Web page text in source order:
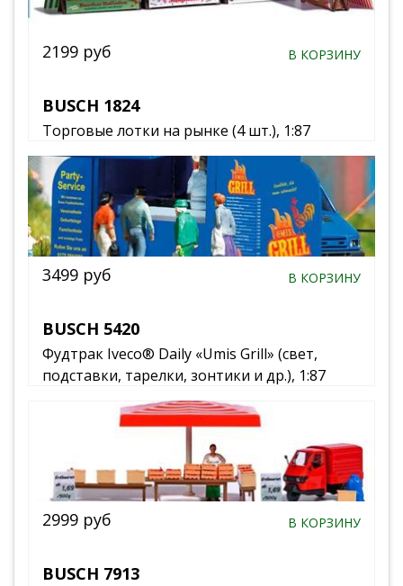
BUSCH 1824
Торговые лотки на рынке (4 шт.), 1:87
2199 руб В КОРЗИНУ
BUSCH 5420
Фудтрак Iveco® Daily «Umis Grill» (свет,
подставки, тарелки, зонтики и др.), 1:87
3499 руб В КОРЗИНУ
BUSCH 7913
2999 руб В КОРЗИНУ